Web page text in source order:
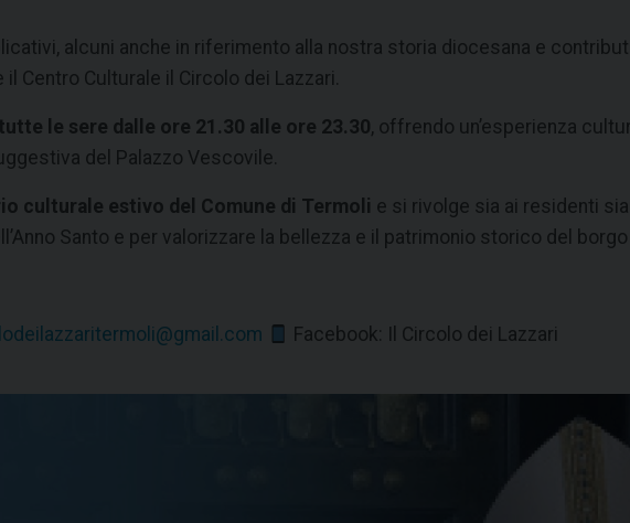
alcuni anche in riferimento alla nostra storia diocesana e
Centro Culturale il Circolo dei Lazzari.
le sere dalle ore 21.30 alle ore 23.30, offrendo un’esperienza
del Palazzo Vescovile.
culturale estivo del Comune di Termoli e si rivolge sia ai residenti
Santo e per valorizzare la bellezza e il patrimonio storico del borgo
Facebook: Il Circolo dei Lazzari